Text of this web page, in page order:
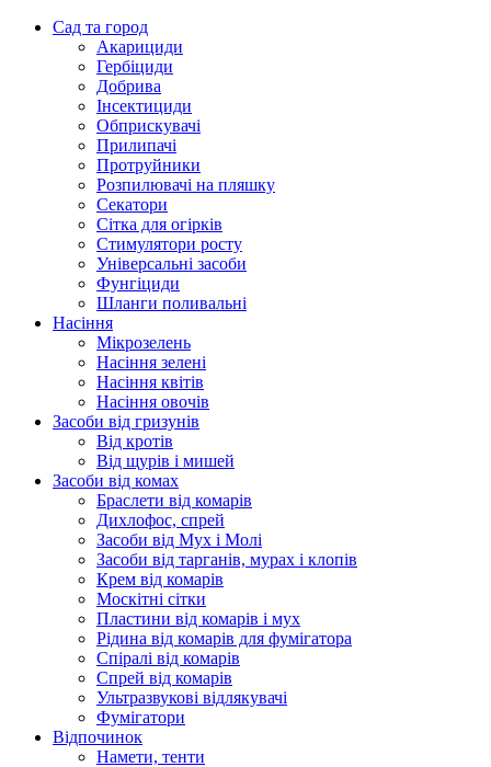
Сад та город
Акарициди
Гербіциди
Добрива
Інсектициди
Обприскувачі
Прилипачі
Протруйники
Розпилювачі на пляшку
Секатори
Сітка для огірків
Стимулятори росту
Універсальні засоби
Фунгіциди
Шланги поливальні
Насіння
Мікрозелень
Насіння зелені
Насіння квітів
Насіння овочів
Засоби від гризунів
Від кротів
Від щурів і мишей
Засоби від комах
Браслети від комарів
Дихлофос, спрей
Засоби від Мух і Молі
Засоби від тарганів, мурах і клопів
Крем від комарів
Москітні сітки
Пластини від комарів і мух
Рідина від комарів для фумігатора
Спіралі від комарів
Спрей від комарів
Ультразвукові відлякувачі
Фумігатори
Відпочинок
Намети, тенти